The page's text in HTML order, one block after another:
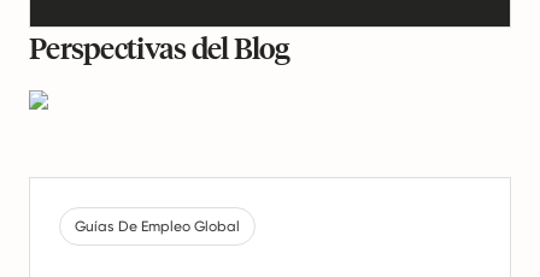
Perspectivas del Blog
Guías De Empleo Global